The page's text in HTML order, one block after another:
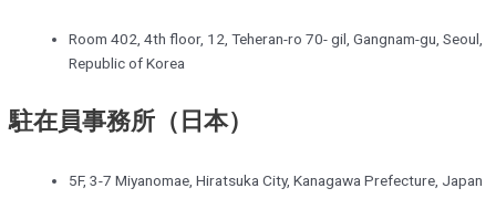
Room 402, 4th floor, 12, Teheran-ro 70- gil, Gangnam-gu, Seoul,
Republic of Korea
駐在員事務所（日本）
5F, 3-7 Miyanomae, Hiratsuka City, Kanagawa Prefecture, Japan